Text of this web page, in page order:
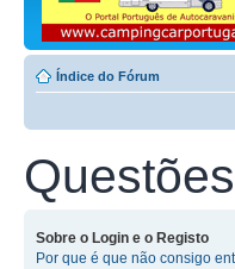
Índice do Fórum
Sobre o Login e o Registo
Por que é que não consigo